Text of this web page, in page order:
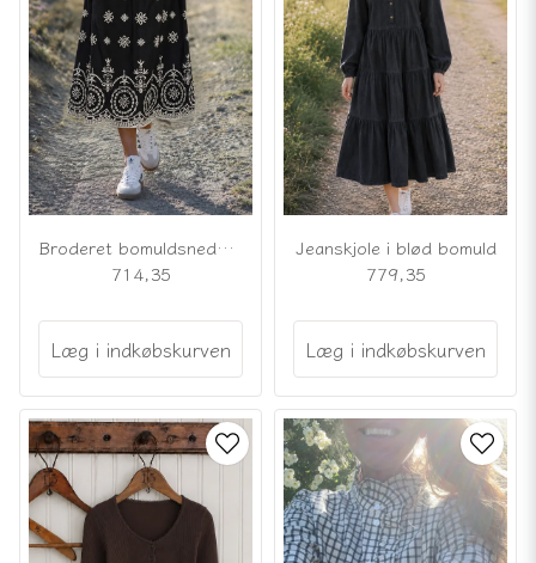
Broderet bomuldsnederdel
714,35
Læg i indkøbskurven
Jeanskjole i blød bomuld
779,35
Læg i indkøbskurven